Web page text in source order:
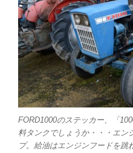
FORD1000のステッカー、「
料タンクでしょうか・・・エン
プ。給油はエンジンフードを